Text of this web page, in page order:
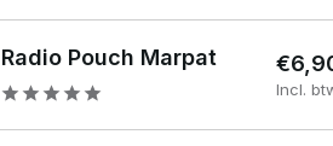
Radio Pouch Marpat
Incl.